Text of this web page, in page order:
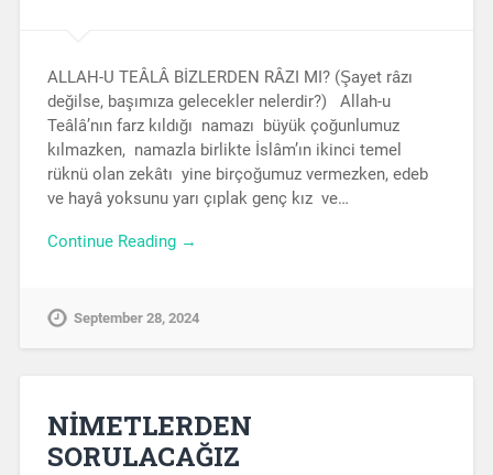
ALLAH-U TEÂLÂ BİZLERDEN RÂZI MI? (Şayet râzı
değilse, başımıza gelecekler nelerdir?) Allah-u
Teâlâ’nın farz kıldığı namazı büyük çoğunlumuz
kılmazken, namazla birlikte İslâm’ın ikinci temel
rüknü olan zekâtı yine birçoğumuz vermezken, edeb
ve hayâ yoksunu yarı çıplak genç kız ve…
Continue Reading →
September 28, 2024
NİMETLERDEN
SORULACAĞIZ